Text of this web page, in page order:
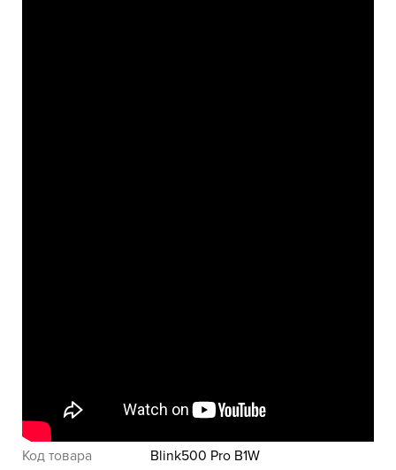
Питание
встроенный аккумулятор
Время работы
Код товара
Blink500 Pro B1W